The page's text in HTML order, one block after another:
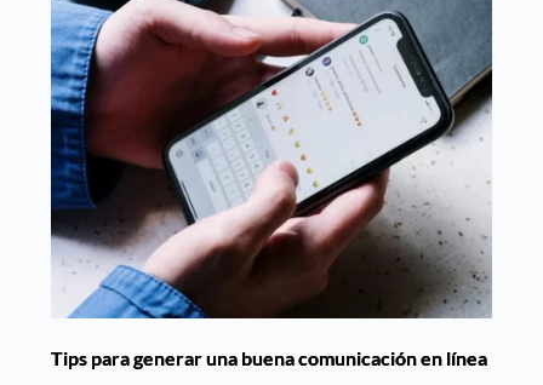
Tips para generar una buena comunicación en línea